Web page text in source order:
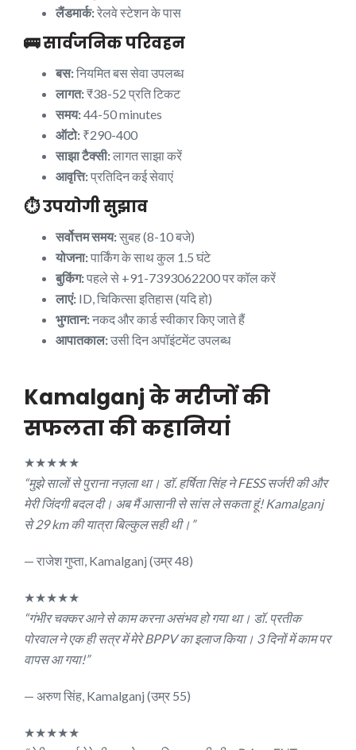
लैंडमार्क:रेलवे स्टेशन के पास
🚌 सार्वजनिक परिवहन
बस:नियमित बस सेवा उपलब्ध
लागत:₹38-52 प्रति टिकट
समय:44-50 minutes
ऑटो: ₹290-400
साझा टैक्सी:लागत साझा करें
आवृत्ति:प्रतिदिन कई सेवाएं
⏱️ उपयोगी सुझाव
सर्वोत्तम समय:सुबह (8-10 बजे)
योजना:पार्किंग के साथ कुल 1.5 घंटे
बुकिंग:पहले से +91-7393062200 पर कॉल करें
लाएं: ID, चिकित्सा इतिहास (यदि हो)
भुगतान:नकद और कार्ड स्वीकार किए जाते हैं
आपातकाल:उसी दिन अपॉइंटमेंट उपलब्ध
Kamalganj के मरीजों की
सफलता की कहानियां
★★★★★
“मुझे सालों से पुराना नज़ला था। डॉ. हर्षिता सिंह ने FESS सर्जरी की और
मेरी जिंदगी बदल दी। अब मैं आसानी से सांस ले सकता हूं! Kamalganj
से 29 km की यात्रा बिल्कुल सही थी।”
— राजेश गुप्ता, Kamalganj (उम्र 48)
★★★★★
“गंभीर चक्कर आने से काम करना असंभव हो गया था। डॉ. प्रतीक
पोरवाल ने एक ही सत्र में मेरे BPPV का इलाज किया। 3 दिनों में काम पर
वापस आ गया!”
— अरुण सिंह, Kamalganj (उम्र 55)
★★★★★